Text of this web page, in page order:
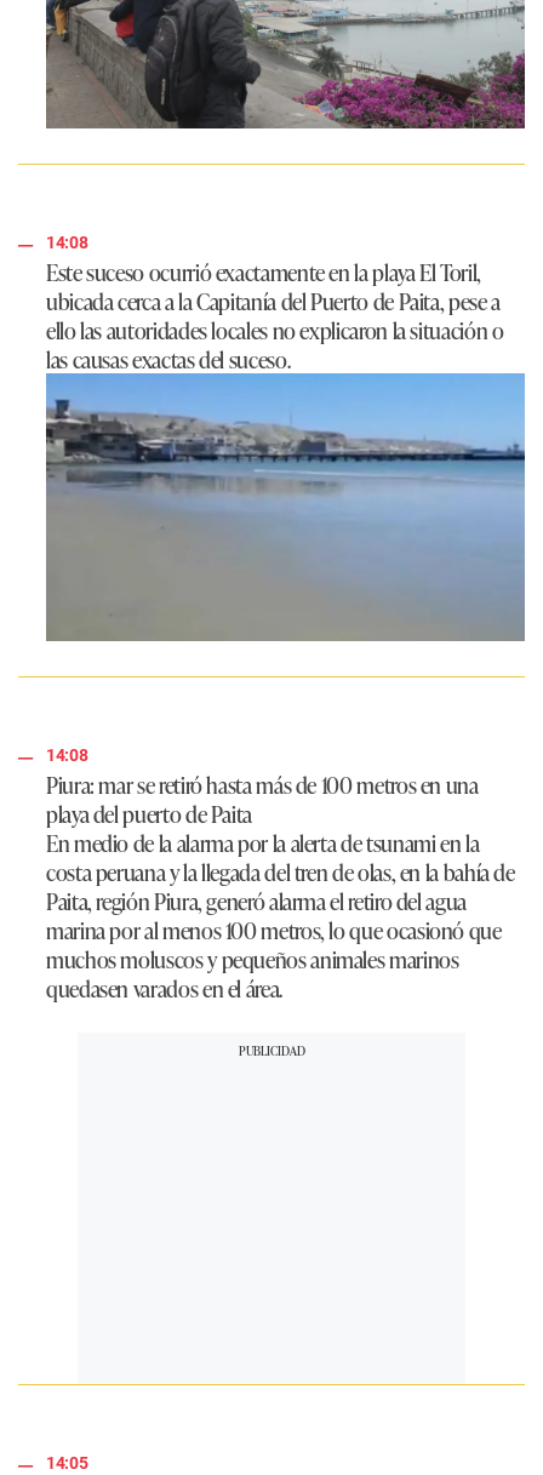
14:08
Este suceso ocurrió exactamente en la playaEl Toril,
ubicada cerca a la Capitanía del Puerto de Paita, pese a
ello las autoridades locales no explicaron la situación o
las causas exactas del suceso.
14:08
Piura: mar se retiró hasta más de 100 metros en una
playa del puerto de Paita
En medio de la alarma por la alerta de tsunami en la
costa peruana y la llegada del tren de olas, en la bahía de
Paita, región Piura, generó alarma el retiro del agua
marina por al menos 100 metros, lo que ocasionó que
muchos moluscos y pequeños animales marinos
quedasen varados en el área.
14:05